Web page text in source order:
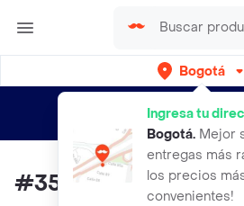
Bogotá
Ingresa tu
Bogotá. Mejor
entregas más
los precios
convenientes!
envíos gratis por
#35 Romulo Zapato